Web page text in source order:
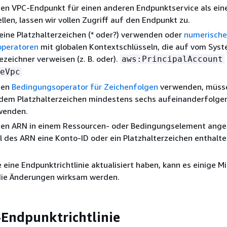
VPC-Endpunkt für einen anderen Endpunktservice als
lassen wir vollen Zugriff auf den Endpunkt zu.
Platzhalterzeichen (* oder?) verwenden oder numerische
mit globalen Kontextschlüsseln, die auf vom
verweisen (z. B. oder). aws:PrincipalAccount
Bedingungsoperator für Zeichenfolgen verwenden,
Platzhalterzeichen mindestens sechs
ARN in einem Ressourcen- oder Bedingungselement
ARN eine Konto-ID oder ein Platzhalterzeichen
eine Endpunktrichtlinie aktualisiert haben, kann es einige
Änderungen wirksam werden.